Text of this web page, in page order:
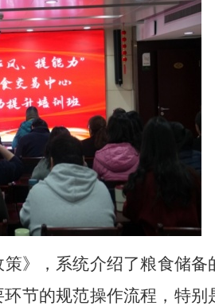
》，系统介绍了粮食储备
节的规范操作流程，特别